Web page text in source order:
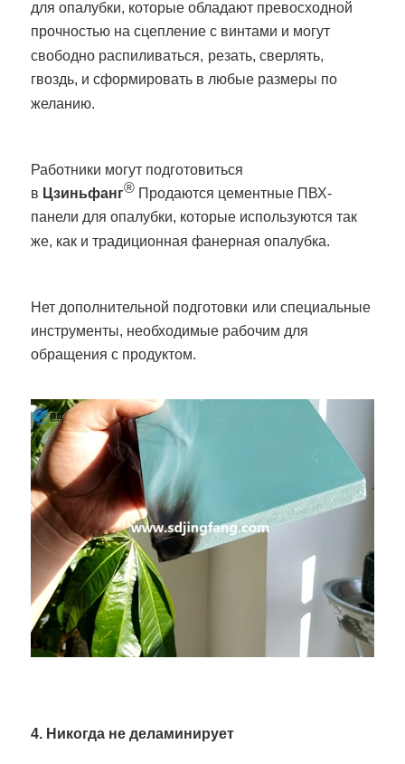
для опалубки, которые обладают превосходной
прочностью на сцепление с винтами и могут
свободно распиливаться, резать, сверлять,
гвоздь, и сформировать в любые размеры по
желанию.
Работники могут подготовиться
в Цзиньфанг® Продаются цементные ПВХ-
панели для опалубки, которые используются так
же, как и традиционная фанерная опалубка.
Нет дополнительной подготовки или специальные
инструменты, необходимые рабочим для
обращения с продуктом.
4. Никогда не деламинирует